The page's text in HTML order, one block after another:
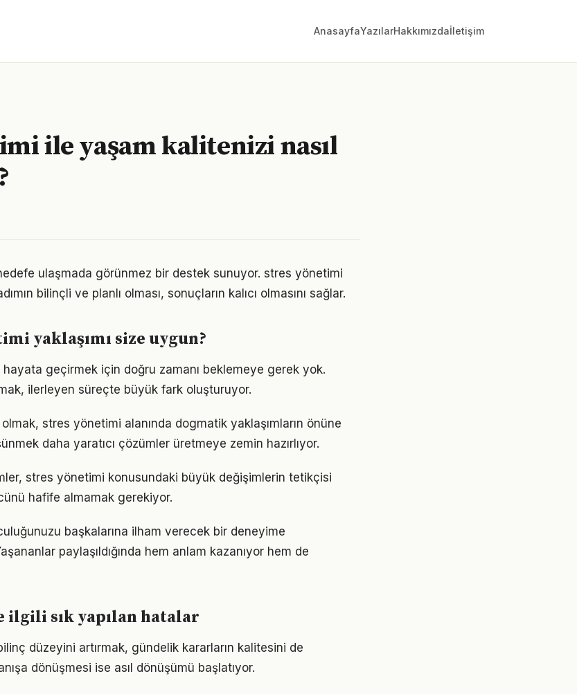
AnasayfaYazılarHakkımızdaİletişim
ile yaşam kalitenizi nasıl
ulaşmada görünmez bir destek sunuyor. stres yönetimi
bilinçli ve planlı olması, sonuçların kalıcı olmasını sağlar.
yaklaşımı size uygun?
geçirmek için doğru zamanı beklemeye gerek yok.
ilerleyen süreçte büyük fark oluşturuyor.
olmak, stres yönetimi alanında dogmatik yaklaşımların önüne
daha yaratıcı çözümler üretmeye zemin hazırlıyor.
stres yönetimi konusundaki büyük değişimlerin tetikçisi
hafife almamak gerekiyor.
başkalarına ilham verecek bir deneyime
paylaşıldığında hem anlam kazanıyor hem de
sık yapılan hatalar
düzeyini artırmak, gündelik kararların kalitesini de
dönüşmesi ise asıl dönüşümü başlatıyor.